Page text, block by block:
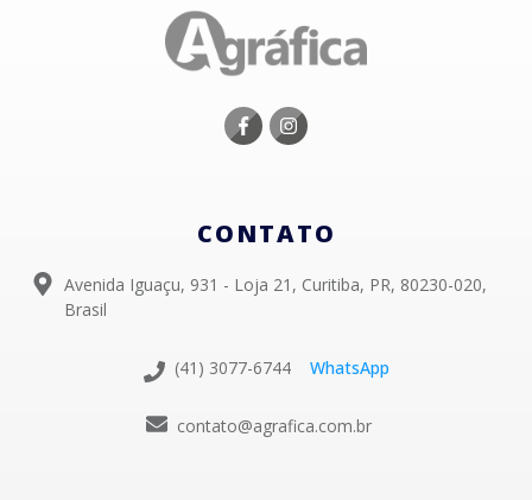
CONTATO
Avenida Iguaçu, 931 - Loja 21, Curitiba, PR, 80230-020,
Brasil
(41) 3077-6744 WhatsApp
contato@agrafica.com.br